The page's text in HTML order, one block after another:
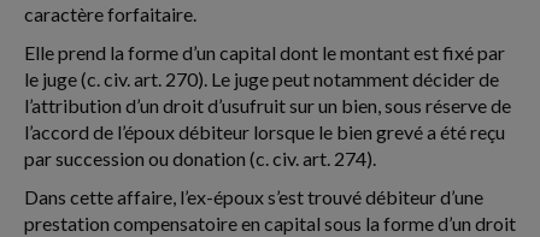
caractère forfaitaire.
Elle prend la forme d’un capital dont le montant est fixé par
le juge (c. civ. art. 270). Le juge peut notamment décider de
l’attribution d’un droit d’usufruit sur un bien, sous réserve de
l’accord de l’époux débiteur lorsque le bien grevé a été reçu
par succession ou donation (c. civ. art. 274).
Dans cette affaire, l’ex-époux s’est trouvé débiteur d’une
prestation compensatoire en capital sous la forme d’un droit